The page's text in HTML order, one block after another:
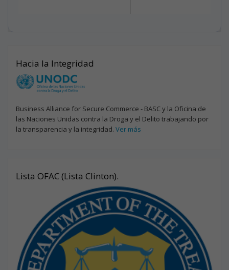
Hacia la Integridad
Business Alliance for Secure Commerce - BASC y la Oficina de
las Naciones Unidas contra la Droga y el Delito trabajando por
la transparencia y la integridad. Ver más
Lista OFAC (Lista Clinton).